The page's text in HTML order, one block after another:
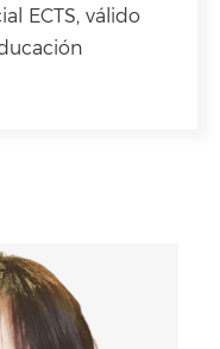
ECTS, válido